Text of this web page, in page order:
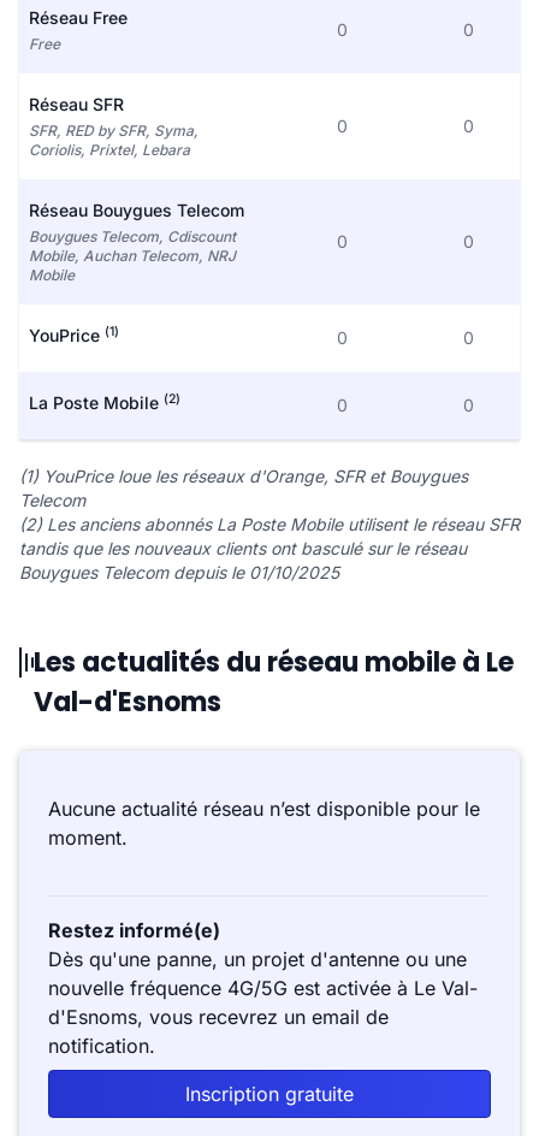
Réseau Free
Free
0 0
Réseau SFR
SFR, RED by SFR, Syma,
Coriolis, Prixtel, Lebara
0 0
Réseau Bouygues Telecom
Bouygues Telecom, Cdiscount
Mobile, Auchan Telecom, NRJ
Mobile
0 0
YouPrice (1) 0 0
La Poste Mobile (2) 0 0
(1) YouPrice loue les réseaux d'Orange, SFR et Bouygues
Telecom
(2) Les anciens abonnés La Poste Mobile utilisent le réseau SFR
tandis que les nouveaux clients ont basculé sur le réseau
Bouygues Telecom depuis le 01/10/2025
Les actualités du réseau mobile à Le
Val-d'Esnoms
Aucune actualité réseau n’est disponible pour le
moment.
Restez informé(e)
Dès qu'une panne, un projet d'antenne ou une
nouvelle fréquence 4G/5G est activée à Le Val-
d'Esnoms, vous recevrez un email de
notification.
Inscription gratuite